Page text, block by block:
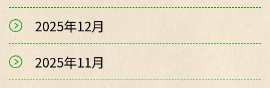
2025年12月
2025年11月